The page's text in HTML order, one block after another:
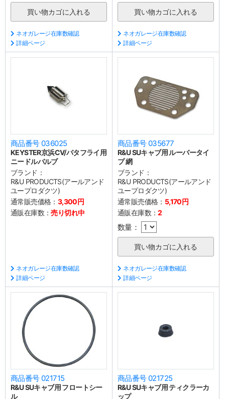
ネオガレージ在庫数確認
詳細ページ
ネオガレージ在庫数確認
詳細ページ
商品番号 036025
KEYSTER京浜CV/バタフライ用
ニードルバルブ
ブランド：
R&U PRODUCTS(アールアンド
ユープロダクツ)
通常販売価格： 3,300円
通販在庫数：売り切れ中
ネオガレージ在庫数確認
詳細ページ
商品番号 035677
R&U SUキャブ用 ルーバータイ
プ 網
ブランド：
R&U PRODUCTS(アールアンド
ユープロダクツ)
通常販売価格： 5,170円
通販在庫数：2
数量：
ネオガレージ在庫数確認
詳細ページ
商品番号 021715
R&U SUキャブ用 フロートシー
ル
商品番号 021725
R&U SUキャブ用 ティクラーカ
ップ